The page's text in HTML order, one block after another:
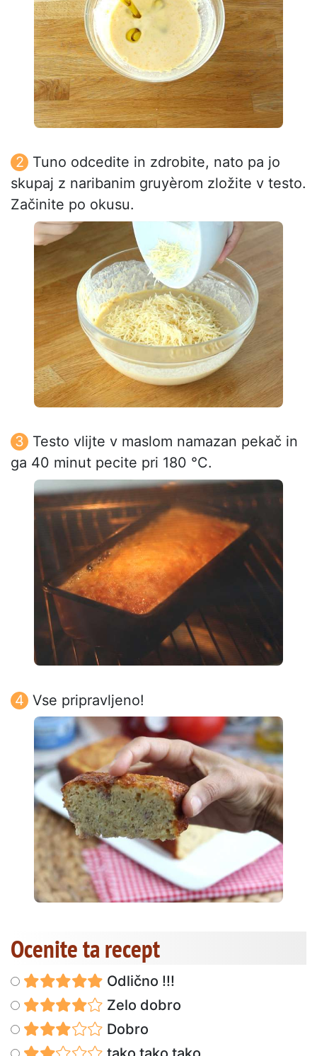
Tuno odcedite in zdrobite, nato pa jo
skupaj z naribanim gruyèrom zložite v testo.
Začinite po okusu.
Testo vlijte v maslom namazan pekač in
ga 40 minut pecite pri 180 °C.
Vse pripravljeno!
Ocenite ta recept
Odlično !!!
Zelo dobro
Dobro